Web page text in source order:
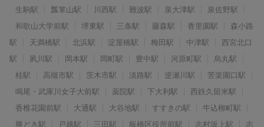
生駒駅
瓢箪山駅 川西駅 難波駅 泉大津駅
泉佐野駅
和歌山大学前駅
堺東駅 三条駅 藤森駅 香里園駅
森小路
駅
天満橋駅 北浜駅 淀屋橋駅 梅田駅 中津駅
西宮北口
駅
夙川駅 岡本駅 岡町駅 豊中駅 河原町駅
烏丸駅
桂駅
高槻市駅 茨木市駅 淡路駅 逆瀬川駅
苦楽園口駅
鳴尾・武庫川女子大前駅
薬院駅 下大利駅
西鉄久留米駅
香椎花園前駅
大通駅 大谷地駅 すすきの駅
牛込柳町駅
勝どき駅
戸越駅 三田駅 板橋区役所前駅 志村坂上駅
志